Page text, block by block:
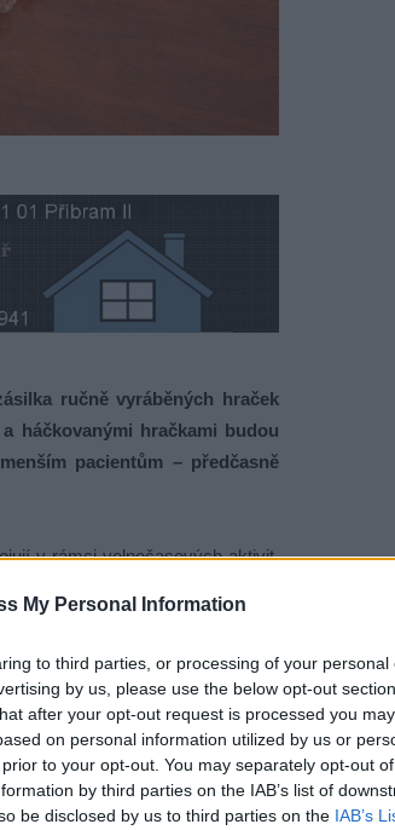
My Personal Information
to third parties, or processing of your personal
by us, please use the below opt-out
after your opt-out request is processed you may
on personal information utilized by us or
to your opt-out. You may separately opt-out
by third parties on the IAB’s list of
be disclosed by us to third parties on the IAB’s
ručně vyráběných hraček
háčkovanými hračkami budou
pacientům – předčasně
v rámci volnočasových aktivit.
Podle zkušeností zdravotníků
Chapadélka chobotniček totiž
Eva z. s., který je následně
malé bavlněné hračky pomáhat